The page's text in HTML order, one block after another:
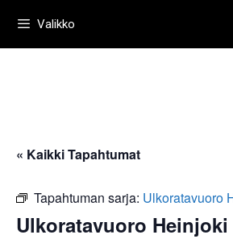
sisältöönValikko
« Kaikki Tapahtumat
Tapahtuman sarja: Ulkoratavuoro
Ulkoratavuoro Heinjoki